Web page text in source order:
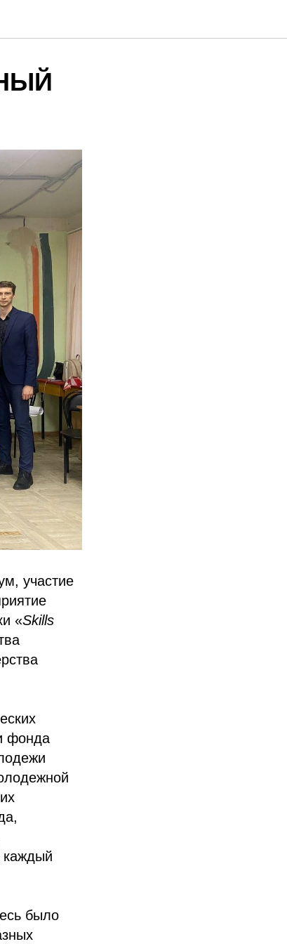
участие
«Skills
фонда
каждый
было